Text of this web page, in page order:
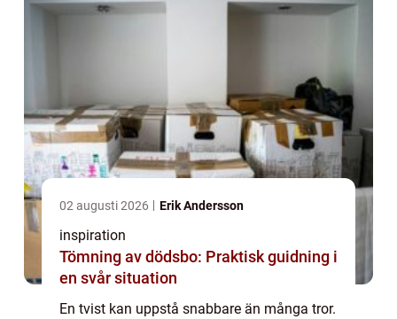
02 augusti 2026 Erik Andersson
inspiration
Tömning av dödsbo: Praktisk guidning i
en svår situation
En tvist kan uppstå snabbare än många tror.